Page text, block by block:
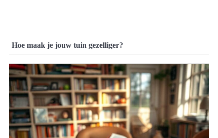
Hoe maak je jouw tuin gezelliger?